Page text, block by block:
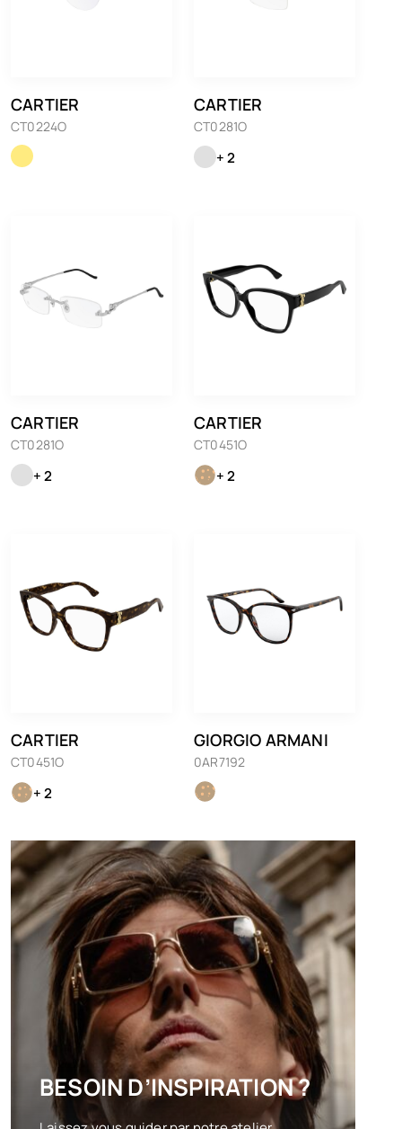
CARTIER
CT0224O
CARTIER
CT0281O
+ 2
BESOIN D’INSPIRATION ?
CARTIER
CT0281O
+ 2
CARTIER
CT0451O
+ 2
CARTIER
CT0451O
+ 2
GIORGIO ARMANI
0AR7192